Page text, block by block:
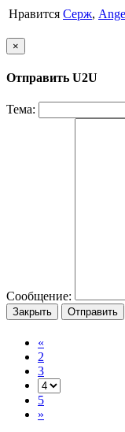
Нравится Cepж,
×
Отправить U2U
Тема:
Сообщение:
Закрыть Отправить
«
2
3
5
»